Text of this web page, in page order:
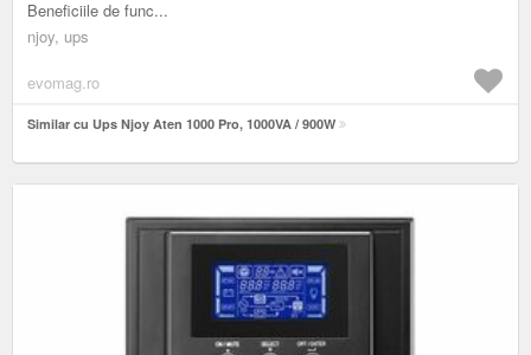
Beneficiile de func...
njoy, ups
evomag.ro
Similar cu Ups Njoy Aten 1000 Pro, 1000VA / 900W